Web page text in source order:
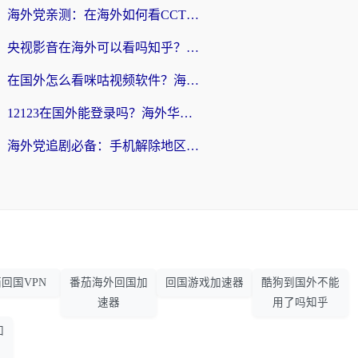
海外党亲测：在海外如何看CCTV？告别“仅限大陆播放”的实用指南
央视影音在海外可以看吗知乎？留学生亲测：3步解决地域限制+追剧自由
在国外怎么看咪咕视频软件？海外党亲测有效的回国加速方案
12123在国外能登录吗？海外华人必看的回国加速实用指南
海外党追剧必备：手机解除地区限制app怎么选？解决央视视频&国内剧地区限制全指南
国VPN
番茄海外回国加
速器
回国游戏加速器
酷狗到国外不能
用了吗知乎